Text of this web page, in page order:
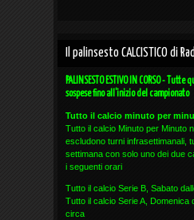
Il palinsesto CALCISTICO di
PALINSESTO ESTIVO IN CORSO -
sospese fino all'inizio del campionato
Tutto il calcio minuto per
Tutto il calcio Minuto per Minuto
escludono turni infrasettimanali,
settimana con solo uno dei due
i seguenti orari
Tutto il calcio Serie B, Sabato
Tutto il calcio Serie A, Domenica
circa